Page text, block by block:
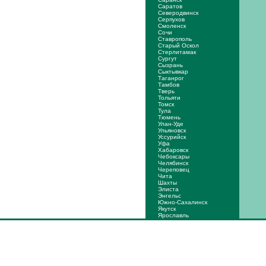
Саратов
Северодвинск
Серпухов
Смоленск
Сочи
Ставрополь
Старый Оскол
Стерлитамак
Сургут
Сызрань
Сыктывкар
Таганрог
Тамбов
Тверь
Тольяти
Томск
Тула
Тюмень
Улан-Уде
Ульяновск
Уссурийск
Уфа
Хабаровск
Чебоксары
Челябинск
Череповец
Чита
Шахты
Элиста
Энгельс
Южно-Сахалинск
Якутск
Ярослaвль